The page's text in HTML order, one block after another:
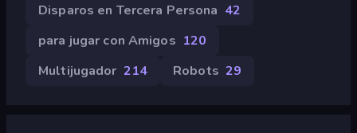
Disparos en Tercera Persona 42
para jugar con Amigos 120
Multijugador 214 Robots 29